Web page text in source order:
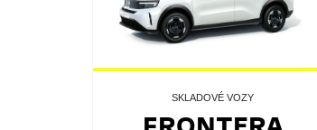
SKLADOVÉ VOZY